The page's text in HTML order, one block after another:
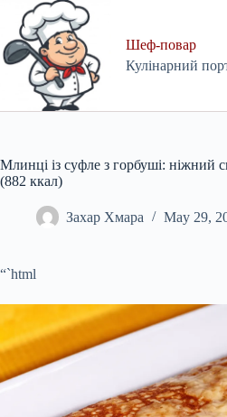
content
Шеф-повар
Кулінарний
Млинці із суфле з горбуші: ніжний
(882 ккал)
Захар Хмара May 29,
“`html